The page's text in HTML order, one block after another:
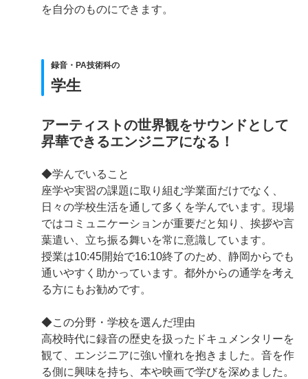
を自分のものにできます。
録音・PA技術科の
学生
アーティストの世界観をサウンドとして
昇華できるエンジニアになる！
◆学んでいること
座学や実習の課題に取り組む学業面だけでなく、
日々の学校生活を通して多くを学んでいます。現場
ではコミュニケーションが重要だと知り、挨拶や言
葉遣い、立ち振る舞いを常に意識しています。
授業は10:45開始で16:10終了のため、静岡からでも
通いやすく助かっています。都外からの通学を考え
る方にもお勧めです。
◆この分野・学校を選んだ理由
高校時代に録音の歴史を扱ったドキュメンタリーを
観て、エンジニアに強い憧れを抱きました。音を作
る側に興味を持ち、本や映画で学びを深めました。